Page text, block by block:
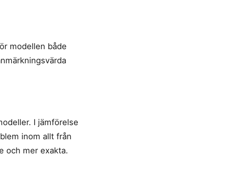
modellen både
I jämförelse
inom allt från
och mer exakta.